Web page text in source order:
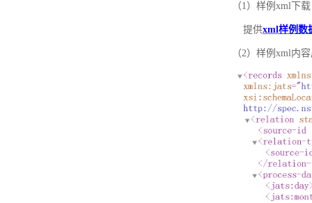
（1）样例xml下载
提供xml样例数
（2）样例xml内